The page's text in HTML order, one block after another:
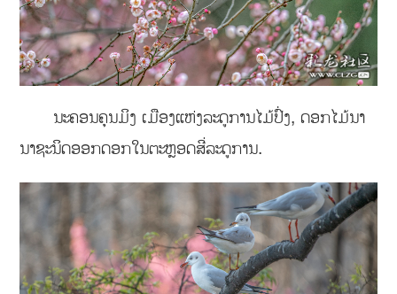
ນະຄອນຄຸນມິງ ເມືອງແຫ່ງລະດູການໄມ້ປົ່ງ, ດອກໄມ້ນາ
ນາຊະນິດອອກດອກໃນຕະຫຼອດສີ່ລະດູການ.